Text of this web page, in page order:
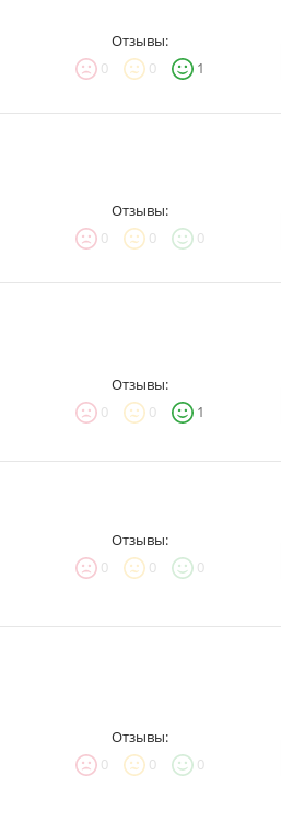
Отзывы:
0
0 1
Отзывы:
0
0 0
Отзывы:
0
0 1
Отзывы:
0
0 0
Отзывы:
0
0 0